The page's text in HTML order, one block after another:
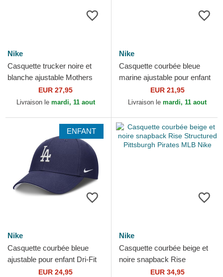
Nike
Casquette trucker noire et
blanche ajustable Mothers
Day Club Unstructured New
York Yankees MLB Nike
EUR 27,95
Livraison le mardi, 11 aout
Nike
Casquette courbée bleue
marine ajustable pour enfant
Club Unstructured Organic
Cotton New York...
EUR 21,95
Livraison le mardi, 11 aout
ENFANT
Nike
Casquette courbée bleue
ajustable pour enfant Dri-Fit
Club Structured Los Angeles
EUR 24,95
Nike
Casquette courbée beige et
noire snapback Rise
Structured Pittsburgh Pirates
EUR 34,95